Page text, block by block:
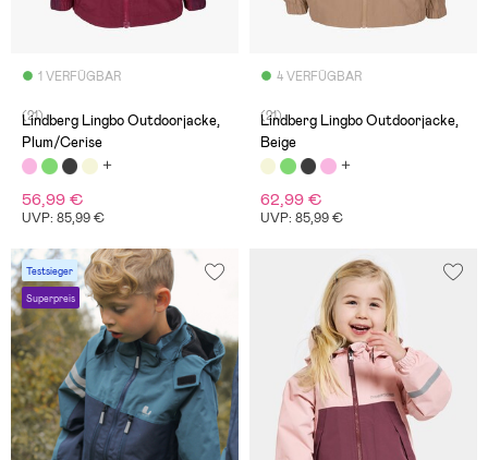
1 VERFÜGBAR
(21)
Lindberg Lingbo Outdoorjacke,
Plum/Cerise
56,99 €
UVP: 85,99 €
4 VERFÜGBAR
(21)
Lindberg Lingbo Outdoorjacke,
Beige
62,99 €
UVP: 85,99 €
Testsieger
Superpreis